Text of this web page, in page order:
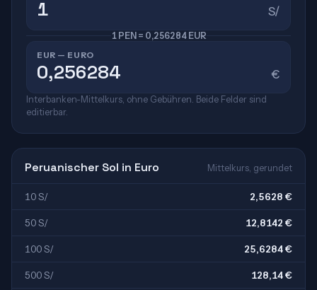
S/
1 PEN = 0,256284 EUR
EUR — EURO
€
Interbanken-Mittelkurs, ohne Gebühren. Beide Felder sind
editierbar.
Peruanischer Sol in Euro Mittelkurs, gerundet
10 S/ 2,5628 €
50 S/ 12,8142 €
100 S/ 25,6284 €
500 S/ 128,14 €